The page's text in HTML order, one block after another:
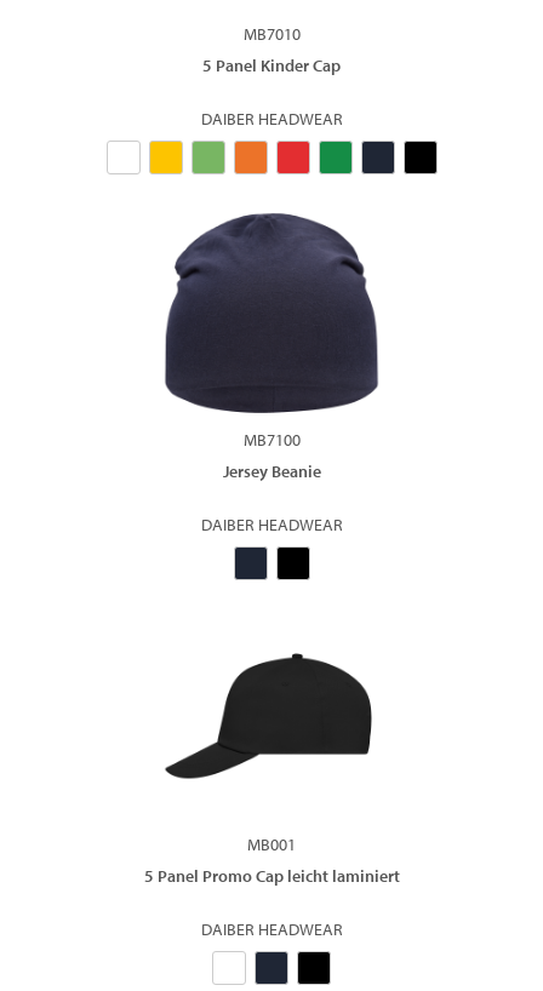
MB7010
5 Panel Kinder Cap
DAIBER HEADWEAR
MB7100
Jersey Beanie
DAIBER HEADWEAR
MB001
5 Panel Promo Cap leicht laminiert
DAIBER HEADWEAR